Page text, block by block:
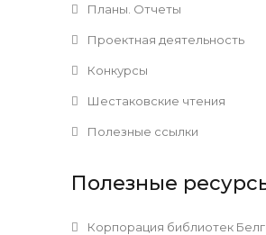
Планы. Отчеты
Проектная деятельность
Конкурсы
Шестаковские чтения
Полезные ссылки
Полезные
Корпорация библиотек